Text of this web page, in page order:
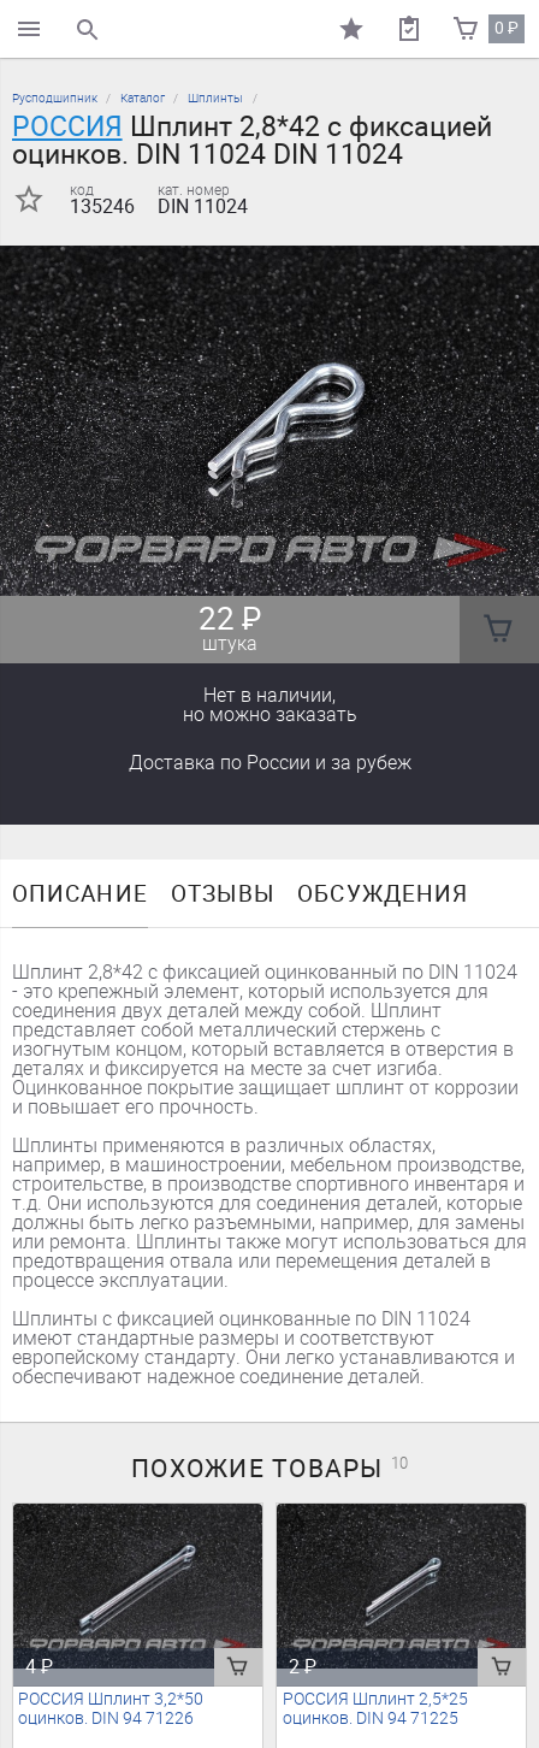
поиск по каталогу 0₽
Русподшипник Каталог Шплинты
РОССИЯ Шплинт 2,8*42 с фиксацией
оцинков. DIN 11024 DIN 11024
код
135246
кат. номер
DIN 11024
22 ₽
штука
Нет в наличии,
но можно заказать
Доставка по России и за рубеж
ОПИСАНИЕ ОТЗЫВЫ ОБСУЖДЕНИЯ
Шплинт 2,8*42 с фиксацией оцинкованный по DIN 11024
- это крепежный элемент, который используется для
соединения двух деталей между собой. Шплинт
представляет собой металлический стержень с
изогнутым концом, который вставляется в отверстия в
деталях и фиксируется на месте за счет изгиба.
Оцинкованное покрытие защищает шплинт от коррозии
и повышает его прочность.
Шплинты применяются в различных областях,
например, в машиностроении, мебельном производстве,
строительстве, в производстве спортивного инвентаря и
т.д. Они используются для соединения деталей, которые
должны быть легко разъемными, например, для замены
или ремонта. Шплинты также могут использоваться для
предотвращения отвала или перемещения деталей в
процессе эксплуатации.
Шплинты с фиксацией оцинкованные по DIN 11024
имеют стандартные размеры и соответствуют
европейскому стандарту. Они легко устанавливаются и
обеспечивают надежное соединение деталей.
ПОХОЖИЕТОВАРЫ 10
4₽
РОССИЯ Шплинт 3,2*50
оцинков. DIN 94 71226
2₽
РОССИЯ Шплинт 2,5*25
оцинков. DIN 94 71225